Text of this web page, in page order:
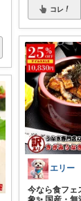
コレ
エリー
今なら食フェ